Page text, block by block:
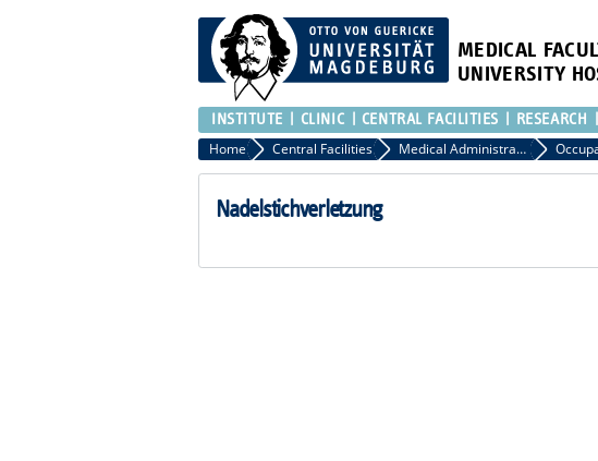
MEDICAL
UNIVERSITY
INSTITUTE CLINIC CENTRAL FACILITIES RESEARCH
Home Central Facilities Medical Administration
Nadelstichverletzung